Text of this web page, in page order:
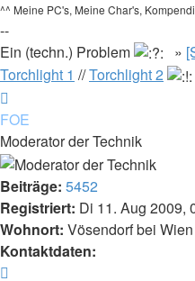
^^ Meine PC's, Meine Char's,
--
Ein (techn.) Problem
»
Torchlight 1 //Torchlight 2
oben
FOE
Moderator der Technik
Beiträge: 5452
Registriert: Di 11. Aug 2009,
Wohnort: Vösendorf bei Wien
Kontaktdaten: